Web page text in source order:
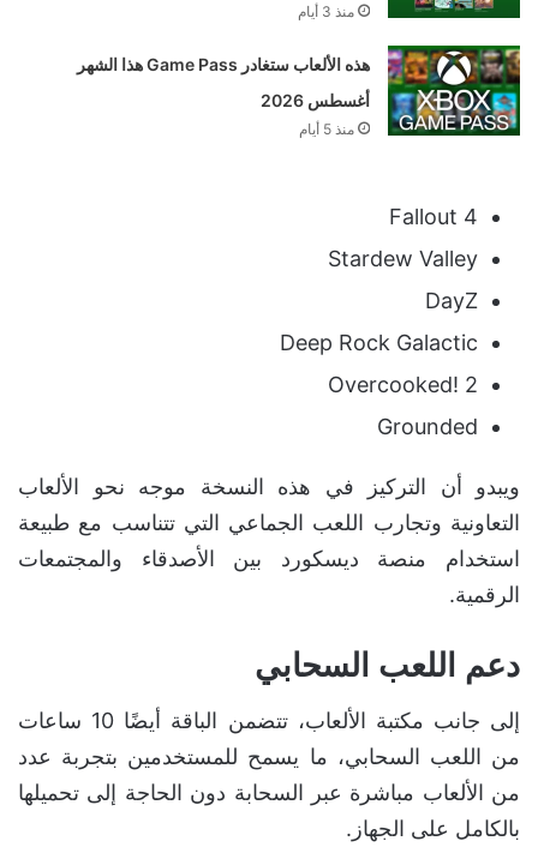
منذ 3 أيام
هذه الألعاب ستغادر Game Pass هذا الشهر
أغسطس 2026
منذ 5 أيام
Fallout 4
Stardew Valley
DayZ
Deep Rock Galactic
Overcooked! 2
Grounded
ويبدو أن التركيز في هذه النسخة موجه نحو الألعاب
التعاونية وتجارب اللعب الجماعي التي تتناسب مع طبيعة
استخدام منصة ديسكورد بين الأصدقاء والمجتمعات
الرقمية.
دعم اللعب السحابي
إلى جانب مكتبة الألعاب، تتضمن الباقة أيضًا 10 ساعات
من اللعب السحابي، ما يسمح للمستخدمين بتجربة عدد
من الألعاب مباشرة عبر السحابة دون الحاجة إلى تحميلها
بالكامل على الجهاز.